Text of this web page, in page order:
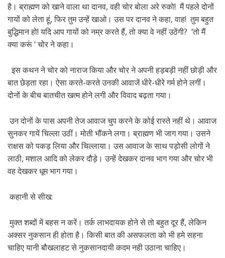
है। ब्राह्मण को खाने वाला था दानव, वही चोर बोला अरे रुको! मैं पहले दोनों
गायों को लेता हूं, फिर तुम उन्हें खाओ। उस पर दानव ने कहा, वाह! तुम बहुत
बुद्धिमान हो! यदि आप गायों को नम्र करते हैं, तो क्या वे नहीं उठेंगी? ‘तो मैं
क्या करूं ‘ चोर ने कहा।
इस कथन ने चोर को नाराज किया और चोर ने अपनी हड़बड़ी नहीं छोड़ी और
बात छेड़ता रहा। ऐसा करते-करते उनकी आवाजें धीरे-धीरे गर्म होने लगीं।
दोनों के बीच बातचीत खत्म होने लगी और विवाद बढ़ता गया।
उन दोनों के पास अपनी तेज आवाज चुप करने के कोई रास्ते नहीं थे। आवाज
सुनकर गायें चिल्ला उठीं। मोती भौंकने लगा। ब्राह्मण भी जाग गया। उसने
राक्षस को पकड़ लिया और चिल्लाया। उस आवाज के साथ पड़ोसी लोगों ने
लाठी, मशाल आदि को लेकर दौड़े। उन्हें देखकर दानव भाग गया और चोर भी
वह देखकर धूम भाग गया।
कहानी से सीख:
मुक्त शब्दों में बहस न करें। तर्क लाभदायक होने से तो बहुत दूर हैं, लेकिन
अक्सर नुकसान ही होता है। किसी बात की असफलता को भी हमे सहना
चाहिए यानी बौखलाहट से नुकसानदायी कदम नही उठाना चाहिए।